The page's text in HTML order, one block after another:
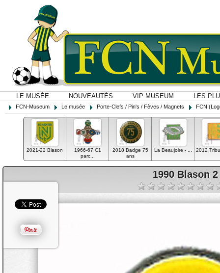
LE MUSÉE NOUVEAUTÉS VIP MUSEUM LES
FCN-Museum Le musée Porte-Clefs / Pin's / Fèves / Magnets FCN
2021-22 Blason
1966-67 C1
parc...
2018 Badge 75
ans
La Beaujoire - ... 2012
1990 Blason 2